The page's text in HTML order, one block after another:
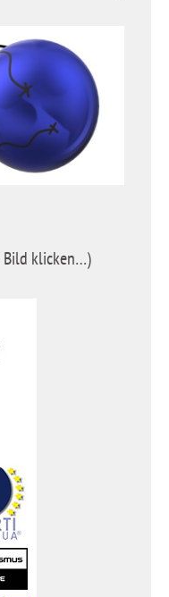
Bild klicken…)